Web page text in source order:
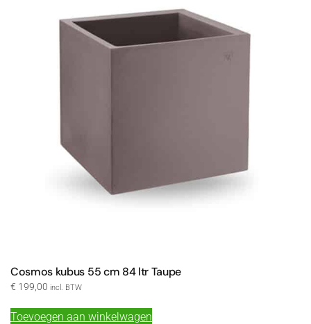
Cosmos kubus 55 cm 84 ltr Taupe
€ 199,00 incl. BTW
Toevoegen aan winkelwagen